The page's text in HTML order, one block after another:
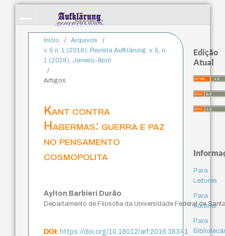
Início / Arquivos
/
v. 5 n. 1 (2018): Revista Aufklärung. v. 5, n.
1 (2018), Janeiro-Abril
/
Artigos
Kant contra
Habermas: guerra e paz
no pensamento
cosmopolita
Aylton Barbieri Durão
Departamento de Filosofia da Universidade Federal de
DOI:https://doi.org/10.18012/arf.2016.38341
Edição
Atual
Para
Leitores
Para
Autores
Para